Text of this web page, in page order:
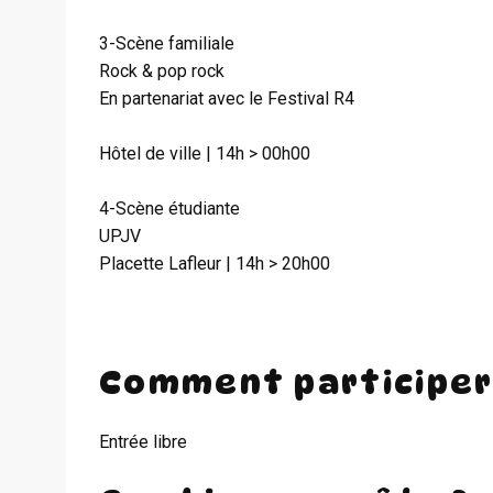
3-Scène familiale
Rock & pop rock
En partenariat avec le Festival R4
Hôtel de ville | 14h > 00h00
4-Scène étudiante
UPJV
Placette Lafleur | 14h > 20h00
Comment participer
Entrée libre